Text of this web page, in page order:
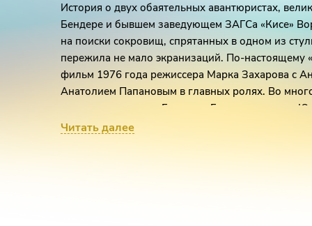
История о двух обаятельных авантюристах,
Бендере и бывшем заведующем ЗАГСа «Кисе»
на поиски сокровищ, спрятанных в одном из
пережила не мало экранизаций. По-настоящему
фильм 1976 года режиссера Марка Захарова с
Анатолием Папановым в главных ролях. Во
хитам композитора Геннадия Гладкова и поэта
после премьеры так же, как и когда-то
Читать далее